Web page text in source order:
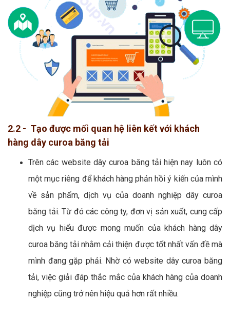
2.2 - Tạo được mối quan hệ liên kết với khách
hàng dây curoa băng tải
Trên các website dây curoa băng tải hiện nay luôn có
một mục riêng để khách hàng phản hồi ý kiến của mình
về sản phẩm, dịch vụ của doanh nghiệp dây curoa
băng tải. Từ đó các công ty, đơn vị sản xuất, cung cấp
dịch vụ hiểu được mong muốn của khách hàng dây
curoa băng tải nhằm cải thiện được tốt nhất vấn đề mà
mình đang gặp phải. Nhờ có website dây curoa băng
tải, việc giải đáp thắc mắc của khách hàng của doanh
nghiệp cũng trở nên hiệu quả hơn rất nhiều.